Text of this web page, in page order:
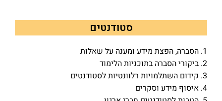
סטודנטים
1. הסברה, הפצת מידע ומענה על שאלות
2. ביקורי הסברה בתוכניות הלימוד
3. קידום השתלמויות רלוונטיות לסטודנטים
4. איסוף מידע וסקרים